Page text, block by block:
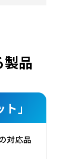
製品
」
対応品